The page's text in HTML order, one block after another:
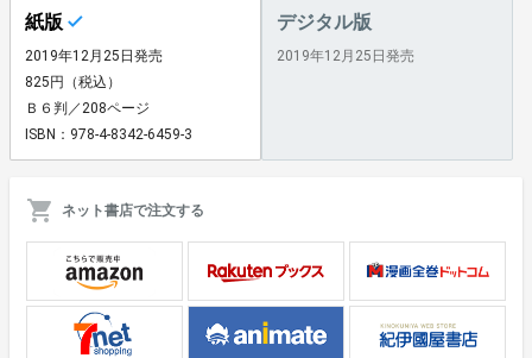
紙版
2019年12月25日発売
825円（税込）
Ｂ６判／208ページ
ISBN：978-4-8342-6459-3
デジタル版
2019年12月25日発売
ネット書店で注文する